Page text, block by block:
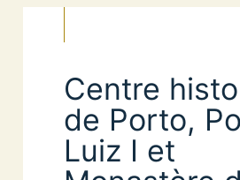
Centre
de Porto,
Luiz I et